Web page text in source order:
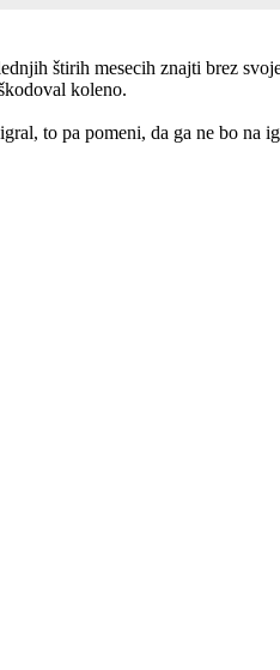
štirih mesecih znajti brez
koleno.
to pa pomeni, da ga ne bo na